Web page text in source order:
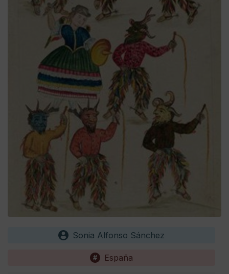
Sonia Alfonso Sánchez
España